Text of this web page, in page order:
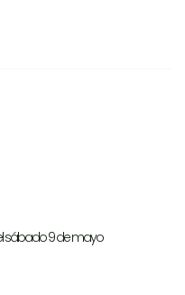
el sábado 9 de mayo